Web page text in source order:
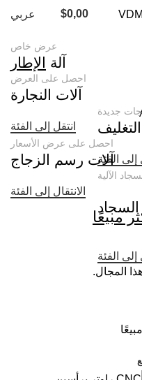
$0,00 عربي
عرض خاص
آلة الإطار
احصل على العرض
آلات النجارة
انتقل إلى الفئة
جديدة
إلى الفئة
احصل على عرض الأسعار
آلات رسم الزجاج
الانتقال إلى الفئة
الآلية
إلى الفئة
مبيعًا
المجال.
مبيعًا